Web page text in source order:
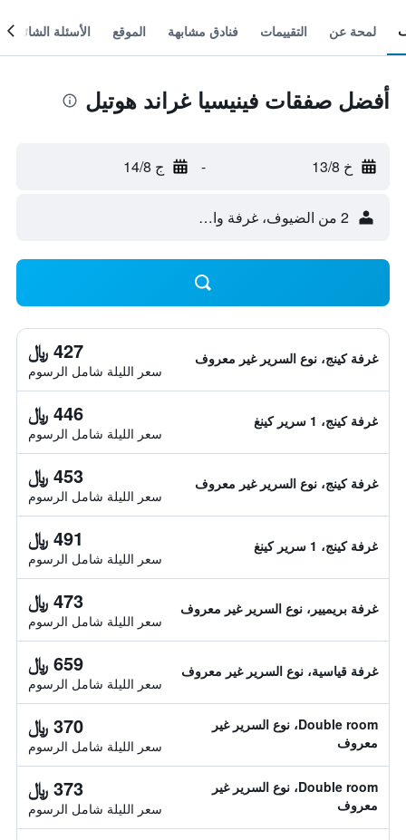
لمحة عن التقييمات فنادق مشابهة الموقع الأسئلة الشائعة
أفضل صفقات فينيسيا غراند هوتيل
خ 13/8 - ج 14/8
2 من الضيوف، غرفة واحدة
غرفة كينج، نوع السرير غير معروف 427 ﷼
سعر الليلة شامل الرسوم
غرفة كينج، 1 سرير كينغ 446 ﷼
سعر الليلة شامل الرسوم
غرفة كينج، نوع السرير غير معروف 453 ﷼
سعر الليلة شامل الرسوم
غرفة كينج، 1 سرير كينغ 491 ﷼
سعر الليلة شامل الرسوم
غرفة بريميير، نوع السرير غير معروف 473 ﷼
سعر الليلة شامل الرسوم
غرفة قياسية، نوع السرير غير معروف 659 ﷼
سعر الليلة شامل الرسوم
Double room، نوع السرير غير
معروف
370 ﷼
سعر الليلة شامل الرسوم
Double room، نوع السرير غير
معروف
373 ﷼
سعر الليلة شامل الرسوم